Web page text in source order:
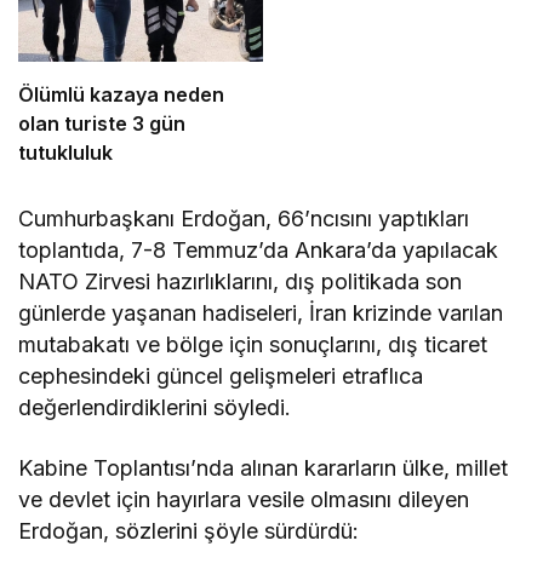
Ölümlü kazaya neden
olan turiste 3 gün
tutukluluk
Cumhurbaşkanı Erdoğan, 66’ncısını yaptıkları
toplantıda, 7-8 Temmuz’da Ankara’da yapılacak
NATO Zirvesi hazırlıklarını, dış politikada son
günlerde yaşanan hadiseleri, İran krizinde varılan
mutabakatı ve bölge için sonuçlarını, dış ticaret
cephesindeki güncel gelişmeleri etraflıca
değerlendirdiklerini söyledi.
Kabine Toplantısı’nda alınan kararların ülke, millet
ve devlet için hayırlara vesile olmasını dileyen
Erdoğan, sözlerini şöyle sürdürdü: